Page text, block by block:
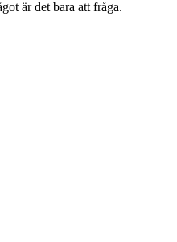
är det bara att fråga.